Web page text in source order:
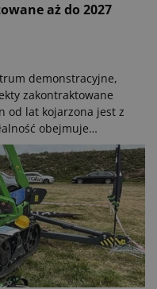
aż do 2027
demonstracyjne,
zakontraktowane
od lat kojarzona jest z
obejmuje
komunalnych i
zbożowo-
inwestycjach i
z
firmy.